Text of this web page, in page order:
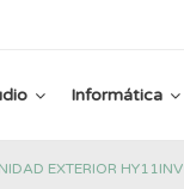
Informática
EXTERIOR HY11INV